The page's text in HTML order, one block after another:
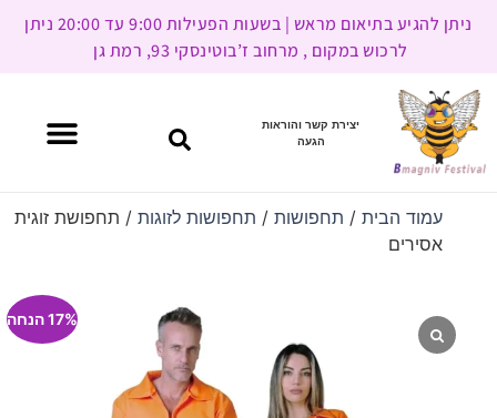
ניתן להגיע בתיאום מראש | בשעות הפעילות 9:00 עד 20:00 ניתן
לרכוש במקום , מרחוב ז’בוטינסקי 93, רמת גן
יצירת קשר והוראות
הגעה
עמוד הבית/ תחפושות/ תחפושות לזוגות/ תחפושת זוגית
אסירים
17% הנחה